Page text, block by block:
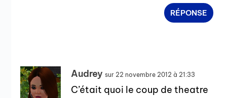
RÉPONSE
Audrey sur 22 novembre 2012 à 21:33
C’était quoi le coup de theatre